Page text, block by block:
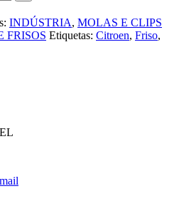
INDÚSTRIA, MOLAS E CLIPS
FRISOS Etiquetas: Citroen, Friso,